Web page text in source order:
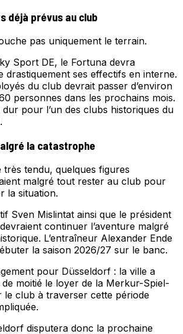
déjà prévus au club
pas uniquement le terrain.
Sport DE, le Fortuna devra
drastiquement ses effectifs en interne.
du club devrait passer d’environ
personnes dans les prochains mois.
pour l’un des clubs historiques du
la catastrophe
très tendu, quelques figures
malgré tout rester au club pour
la situation.
Sven Mislintat ainsi que le président
continuer l’aventure malgré
L’entraîneur Alexander Ende
la saison 2026/27 sur le banc.
pour Düsseldorf : la ville a
moitié le loyer de la Merkur-Spiel-
le club à traverser cette période
disputera donc la prochaine